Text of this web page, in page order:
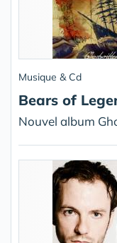
Musique & Cd
Bears of
Nouvel album